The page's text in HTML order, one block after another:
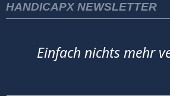
HANDICAPX NEWSLETTER
Einfach nichts mehr